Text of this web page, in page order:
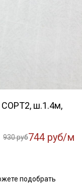
СОРТ2, ш.1.4м,
930 руб744 руб/м
подобрать